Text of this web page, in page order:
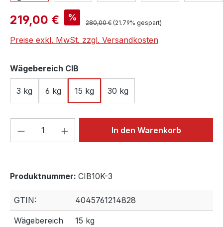
Verkaufspreis:
219,00 € % Regulärer Preis:
280,00 € (21.79% gespart)
Preise exkl. MwSt. zzgl. Versandkosten
Wägebereich CIB
3 kg 6 kg 15 kg 30 kg
Produkt Anzahl: Gib denIn den Warenkorb
Produktnummer: CIB10K-3
GTIN: 4045761214828
Wägebereich 15 kg